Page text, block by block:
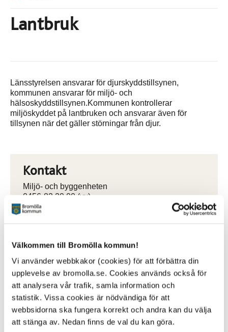
Välkommen till Bromölla kommun!
Vi använder webbkakor (cookies) för att förbättra din
upplevelse av bromolla.se. Cookies används också för
att analysera vår trafik, samla information och
statistik. Vissa cookies är nödvändiga för att
webbsidorna ska fungera korrekt och andra kan du välja
att stänga av. Nedan finns de val du kan göra.
Lantbruk
Länsstyrelsen ansvarar för djurskyddstillsynen,
kommunen ansvarar för miljö- och
hälsoskyddstillsynen.Kommunen kontrollerar
miljöskyddet på lantbruken och ansvarar även för
tillsynen när det gäller störningar från djur.
Kontakt
Miljö- och byggenheten
0456-82 20 00 (vx)
myndighetskontoret@bromolla.se
Sidan senast uppdaterad:den 30 January 2019